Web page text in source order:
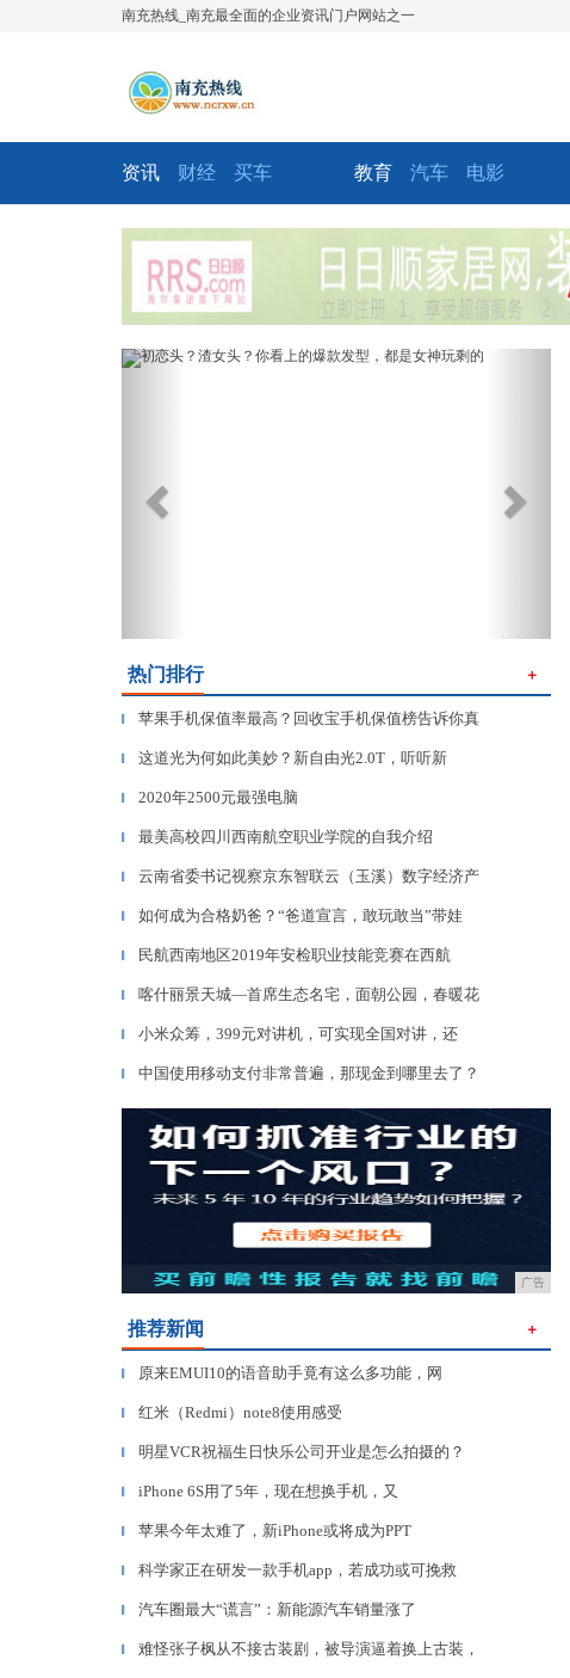
南充热线_南充最全面的企业资讯门户网站之一
资讯 财经 买车 教育 汽车 电影
Previous
热门排行 ＋
▎ 苹果手机保值率最高？回收宝手机保值榜告诉你真
▎ 这道光为何如此美妙？新自由光2.0T，听听新
▎ 2020年2500元最强电脑
▎ 最美高校四川西南航空职业学院的自我介绍
▎ 云南省委书记视察京东智联云（玉溪）数字经济产
▎ 如何成为合格奶爸？“爸道宣言，敢玩敢当”带娃
▎ 民航西南地区2019年安检职业技能竞赛在西航
▎ 喀什丽景天城—首席生态名宅，面朝公园，春暖花
▎ 小米众筹，399元对讲机，可实现全国对讲，还
▎ 中国使用移动支付非常普遍，那现金到哪里去了？
广告
推荐新闻 ＋
▎ 原来EMUI10的语音助手竟有这么多功能，网
▎ 红米（Redmi）note8使用感受
▎ 明星VCR祝福生日快乐公司开业是怎么拍摄的？
▎ iPhone 6S用了5年，现在想换手机，又
▎ 苹果今年太难了，新iPhone或将成为PPT
▎ 科学家正在研发一款手机app，若成功或可挽救
▎ 汽车圈最大“谎言”：新能源汽车销量涨了
▎ 难怪张子枫从不接古装剧，被导演逼着换上古装，